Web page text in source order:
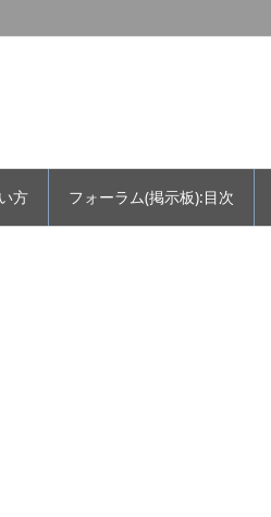
方 フォーラム(掲示板):目次